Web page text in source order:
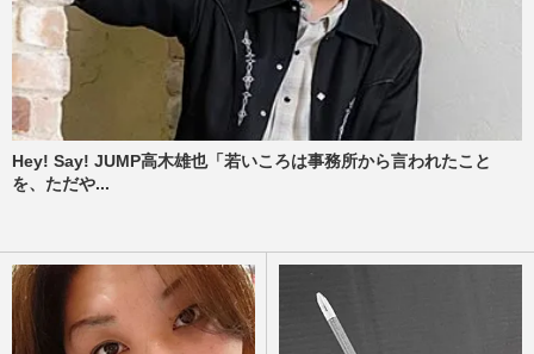
Hey! Say! JUMP高木雄也「若いころは事務所から言われたこと
を、ただや...